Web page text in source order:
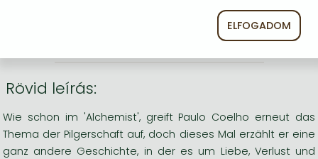
Rövid leírás:
Wie schon im 'Alchemist', greift Paulo Coelho erneut das
Thema der Pilgerschaft auf, doch dieses Mal erzählt er eine
ganz andere Geschichte, in der es um Liebe, Verlust und
ELFOGADOM